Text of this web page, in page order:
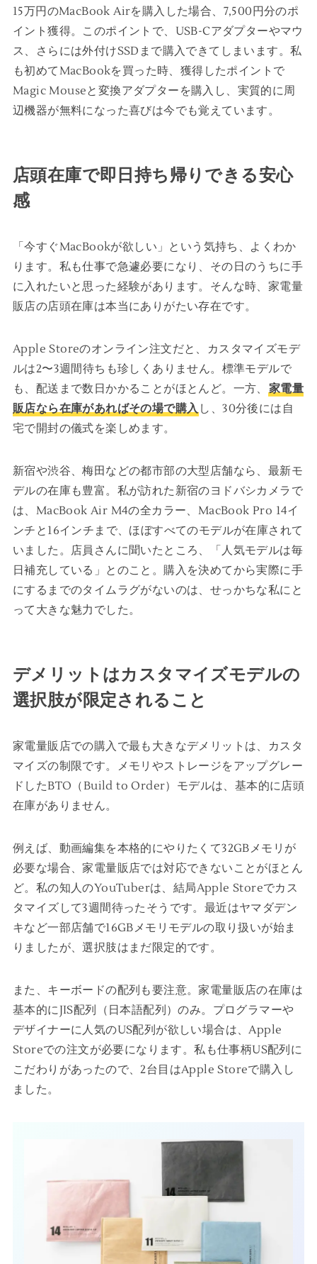
15万円のMacBook Airを購入した場合、7,500円分のポ
イント獲得。このポイントで、USB-Cアダプターやマウ
ス、さらには外付けSSDまで購入できてしまいます。私
も初めてMacBookを買った時、獲得したポイントで
Magic Mouseと変換アダプターを購入し、実質的に周
辺機器が無料になった喜びは今でも覚えています。
店頭在庫で即日持ち帰りできる安心
感
「今すぐMacBookが欲しい」という気持ち、よくわか
ります。私も仕事で急遽必要になり、その日のうちに手
に入れたいと思った経験があります。そんな時、家電量
販店の店頭在庫は本当にありがたい存在です。
Apple Storeのオンライン注文だと、カスタマイズモデ
ルは2〜3週間待ちも珍しくありません。標準モデルで
も、配送まで数日かかることがほとんど。一方、 家電量
販店なら在庫があればその場で購入し、30分後には自
宅で開封の儀式を楽しめます。
新宿や渋谷、梅田などの都市部の大型店舗なら、最新モ
デルの在庫も豊富。私が訪れた新宿のヨドバシカメラで
は、MacBook Air M4の全カラー、MacBook Pro 14イ
ンチと16インチまで、ほぼすべてのモデルが在庫されて
いました。店員さんに聞いたところ、「人気モデルは毎
日補充している」とのこと。購入を決めてから実際に手
にするまでのタイムラグがないのは、せっかちな私にと
って大きな魅力でした。
デメリットはカスタマイズモデルの
選択肢が限定されること
家電量販店での購入で最も大きなデメリットは、カスタ
マイズの制限です。メモリやストレージをアップグレー
ドしたBTO（Build to Order）モデルは、基本的に店頭
在庫がありません。
例えば、動画編集を本格的にやりたくて32GBメモリが
必要な場合、家電量販店では対応できないことがほとん
ど。私の知人のYouTuberは、結局Apple Storeでカス
タマイズして3週間待ったそうです。最近はヤマダデン
キなど一部店舗で16GBメモリモデルの取り扱いが始ま
りましたが、選択肢はまだ限定的です。
また、キーボードの配列も要注意。家電量販店の在庫は
基本的にJIS配列（日本語配列）のみ。プログラマーや
デザイナーに人気のUS配列が欲しい場合は、Apple
Storeでの注文が必要になります。私も仕事柄US配列に
こだわりがあったので、2台目はApple Storeで購入し
ました。